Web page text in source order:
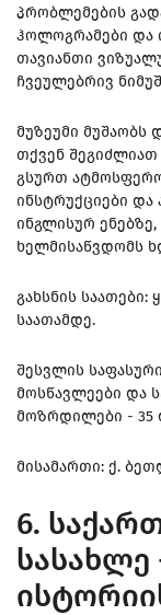
პრობლემების
ჰოლოგრამები და
თავიანთი
ჩვეულებრივ
მუზეუმი მუშაობს
თქვენ
გსურთ
ინსტრუქციები
ინგლისურ
ხელმისაწვდომს
გახსნის საათები:
საათამდე.
შესვლის
მოსწავლეები და
მოზრდილები - 35
მისამართი: ქ.
6.